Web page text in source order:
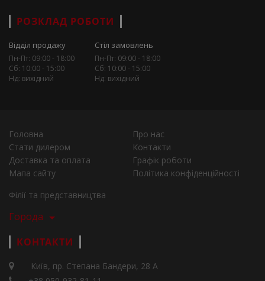
РОЗКЛАД РОБОТИ
Відділ продажу
Пн-Пт: 09:00 - 18:00
Сб: 10:00 - 15:00
Нд: вихідний
Стіл замовлень
Пн-Пт: 09:00 - 18:00
Сб: 10:00 - 15:00
Нд: вихідний
Головна
Про нас
Стати дилером
Контакти
Доставка та оплата
Графік роботи
Мапа сайту
Політика конфіденційності
Філії та представництва
Города
КОНТАКТИ
Київ, пр. Степана Бандери, 28 А